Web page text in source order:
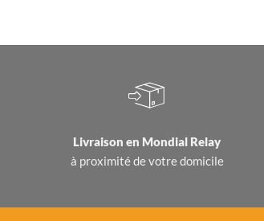
Livraison en Mondial Relay
à proximité de votre domicile